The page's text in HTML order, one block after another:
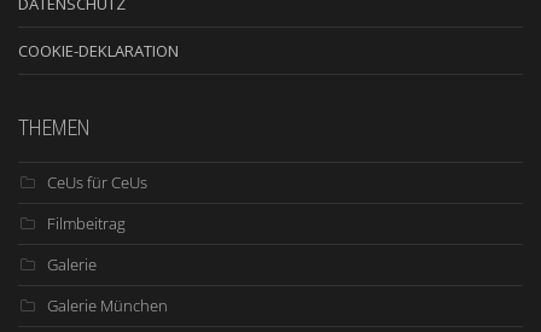
COOKIE-DEKLARATION
THEMEN
CeUs für CeUs
Filmbeitrag
Galerie
Galerie München